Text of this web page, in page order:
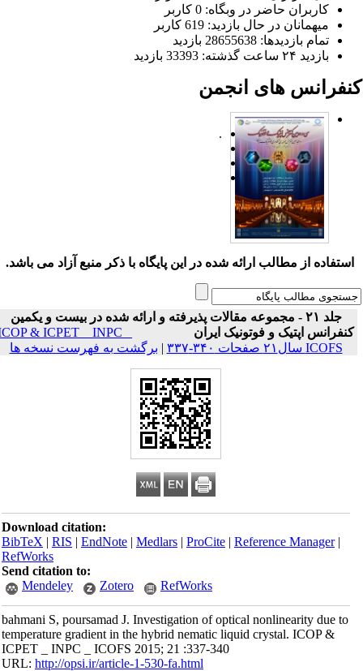
کاربران حاضر در وبگاه: 0 کاربر
میهمانان در حال بازدید: 619 کاربر
تمام بازدید‌ها: 28655638 بازدید
بازدید ۲۴ ساعت گذشته: 33393 بازدید
های انجمن
.
استفاده از مطالب ارائه شده در این پایگاه با ذکر منبع آزاد می باشد.
جلد ۲۱ - مجموعه مقالات پذیرفته و ارائه شده در بیست و یکمین
کنفرانس اپتیک و فوتونیک ایران
ICOP & ICPET _ INPC _
ICOFS سال۲۱ صفحات ۳۴۰-۳۳۷
|برگشت به فهرست نسخه ها
Download citation:
BibTeX|RIS|EndNote|Medlars|ProCite|Reference Manager
RefWorks
Send citation to:
Mendeley
Zotero RefWorks
bahmani S, poursamad J. Investigation of optical nonlinearity due to
temperature gradient in the hybrid nematic liquid crystal. ICOP &
ICPET _ INPC _ ICOFS 2015; 21 :337-340
URL:http://opsi.ir/article-1-530-fa.html